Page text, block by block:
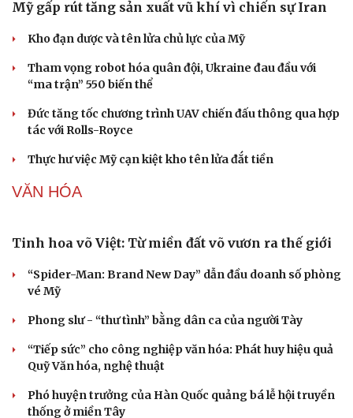
Sức khỏe
Cây thuốc
Nam khoa
Phòng mạch online
Ăn sạch sống khỏe
Đời sống
Tham vọng robot hóa quân đội, Ukraine đau đầu với
“ma trận” 550 biến thể
Đức tăng tốc chương trình UAV chiến đấu thông qua hợp
tác với Rolls-Royce
Thực hư việc Mỹ cạn kiệt kho tên lửa đắt tiền
VĂN HÓA